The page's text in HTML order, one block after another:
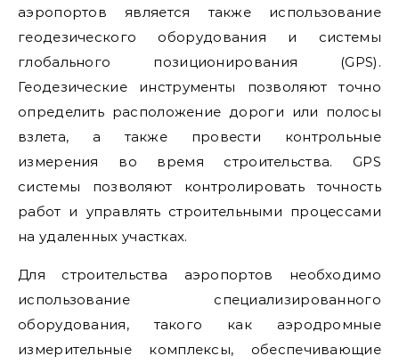
аэропортов является также использование
геодезического оборудования и системы
глобального позиционирования (GPS).
Геодезические инструменты позволяют точно
определить расположение дороги или полосы
взлета, а также провести контрольные
измерения во время строительства. GPS
системы позволяют контролировать точность
работ и управлять строительными процессами
на удаленных участках.
Для строительства аэропортов необходимо
использование специализированного
оборудования, такого как аэродромные
измерительные комплексы, обеспечивающие